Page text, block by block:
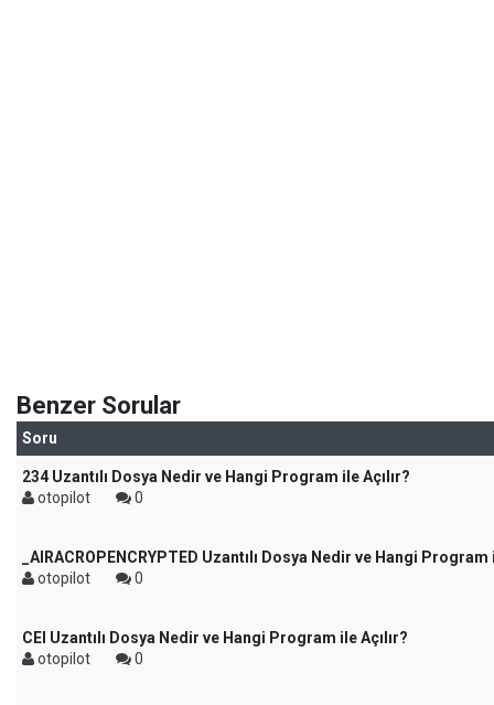
Benzer Sorular
Soru
234 Uzantılı Dosya Nedir ve Hangi Program ile Açılır?
otopilot
0
_AIRACROPENCRYPTED Uzantılı Dosya Nedir ve Hangi Program
otopilot
0
CEI Uzantılı Dosya Nedir ve Hangi Program ile Açılır?
otopilot
0